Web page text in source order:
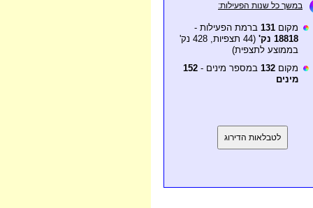
במשך כל שנות הפעילות:
מקום 131 ברמת הפעילות -
18818 נק'
(44 תצפיות, 428 נק'
בממוצע לתצפית)
מקום 132 במספר מינים - 152
מינים
לטבלאות הדירוג